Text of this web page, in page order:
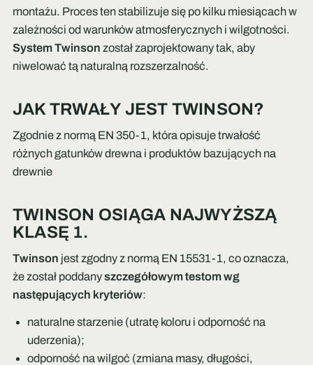
montażu. Proces ten stabilizuje się po kilku miesiącach w
zależności od warunków atmosferycznych i wilgotności.
System Twinson został zaprojektowany tak, aby
niwelować tą naturalną rozszerzalność.
JAK TRWAŁY JEST TWINSON?
Zgodnie z normą EN 350-1, która opisuje trwałość
różnych gatunków drewna i produktów bazujących na
drewnie
TWINSON OSIĄGA NAJWYŻSZĄ
KLASĘ 1.
Twinson jest zgodny z normą EN 15531-1, co oznacza,
że został poddanyszczegółowym testom wg
następujących kryteriów:
naturalne starzenie (utratę koloru i odporność na
uderzenia);
odporność na wilgoć (zmiana masy, długości,